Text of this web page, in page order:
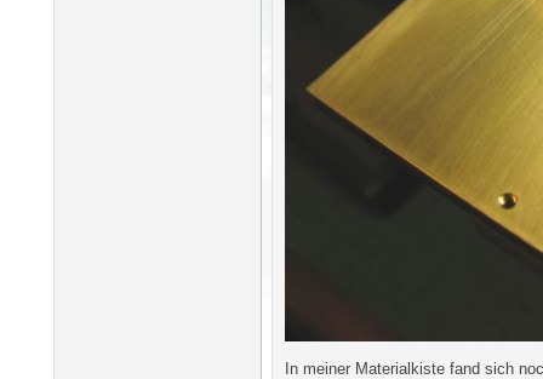
In meiner Materialkiste fand sich